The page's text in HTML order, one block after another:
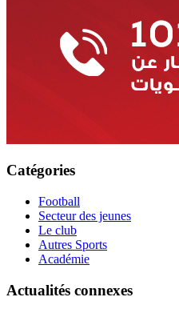
Catégories
Football
Secteur des jeunes
Le club
Autres Sports
Académie
Actualités connexes